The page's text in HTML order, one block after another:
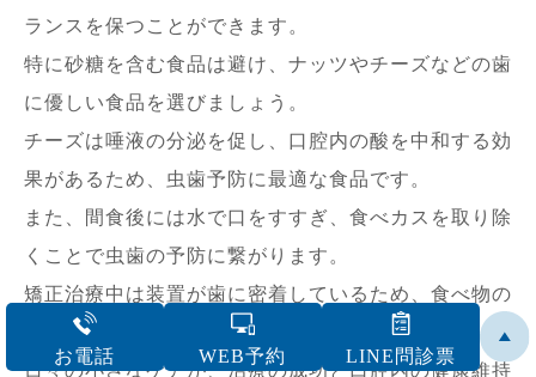
ランスを保つことができます。
特に砂糖を含む食品は避け、ナッツやチーズなどの歯
に優しい食品を選びましょう。
チーズは唾液の分泌を促し、口腔内の酸を中和する効
果があるため、虫歯予防に最適な食品です。
また、間食後には水で口をすすぎ、食べカスを取り除
くことで虫歯の予防に繋がります。
矯正治療中は装置が歯に密着しているため、食べ物の
残りカスが虫歯の原因となりやすいです。
日々の小さなケアが、治療の成功と口腔内の健康維持
お電話 WEB予約 LINE問診票